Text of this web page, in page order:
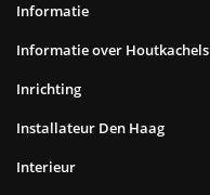
Informatie
Informatie over Houtkachels
Inrichting
Installateur Den Haag
Interieur